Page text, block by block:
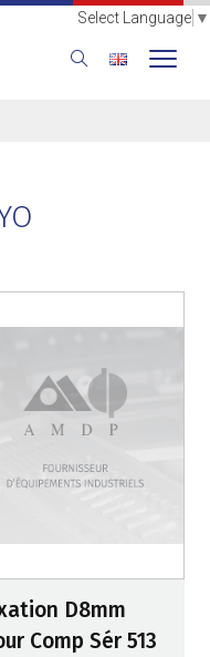
Select Language ▼
D8mm
Comp Sér 513